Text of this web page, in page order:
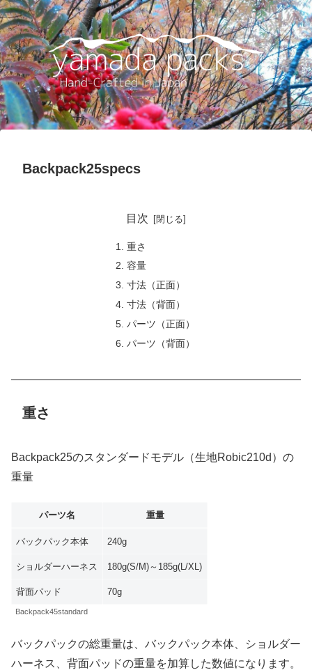
Backpack25specs
目次
重さ
容量
寸法（正面）
寸法（背面）
パーツ（正面）
パーツ（背面）
重さ
Backpack25のスタンダードモデル（生地Robic210d）の
重量
パーツ名 重量
バックパック本体 240g
ショルダーハーネス 180g(S/M)～185g(L/XL)
背面パッド 70g
Backpack45standard
バックパックの総重量は、バックパック本体、ショルダー
ハーネス、背面パッドの重量を加算した数値になります。